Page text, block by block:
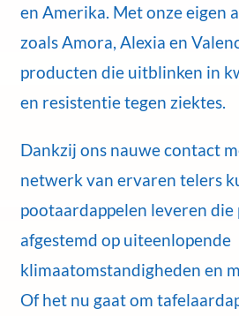
en Amerika. Met onze eigen
zoals Amora, Alexia en
producten die uitblinken in
en resistentie tegen ziektes.
Dankzij ons nauwe contact
netwerk van ervaren telers
pootaardappelen leveren die
afgestemd op uiteenlopende
klimaatomstandigheden en
Of het nu gaat om